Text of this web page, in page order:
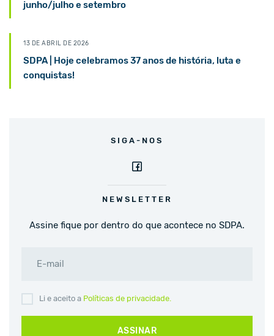
junho/julho e setembro
13 DE ABRIL DE 2026
SDPA | Hoje celebramos 37 anos de história, luta e
conquistas!
SIGA-NOS
NEWSLETTER
Assine fique por dentro do que acontece no SDPA.
E-mail
Li e aceito a Políticas de privacidade.
ASSINAR